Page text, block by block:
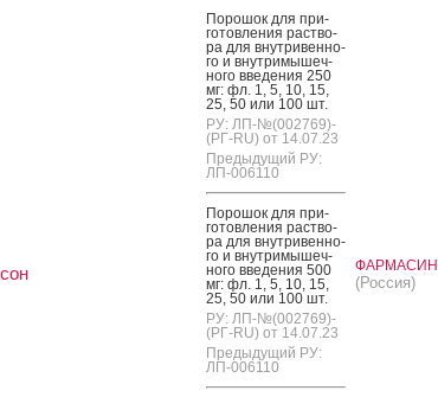
По­рошок для при­
готов­ле­ния рас­тво­
ра для внут­ри­вен­но­
го и внут­ри­мышеч­
но­го вве­дения 250
мг: фл. 1, 5, 10, 15,
25, 50 или 100 шт.
РУ: ЛП-№(002769)-
(РГ-RU) от 14.07.23
Предыдущий РУ:
ЛП-006110
По­рошок для при­
готов­ле­ния рас­тво­
ра для внут­ри­вен­но­
го и внут­ри­мышеч­
но­го вве­дения 500
мг: фл. 1, 5, 10, 15,
25, 50 или 100 шт.
РУ: ЛП-№(002769)-
(РГ-RU) от 14.07.23
Предыдущий РУ:
ЛП-006110
(Россия)